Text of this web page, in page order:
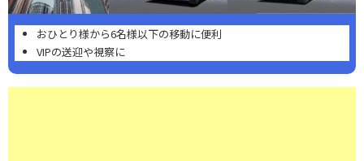
おひとり様から6名様以下の移動に便利
VIPの送迎や視察に